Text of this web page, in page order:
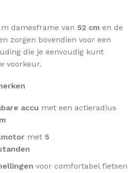
damesframe van 52 cm en de
zorgen bovendien voor een
die je eenvoudig kunt
voorkeur.
accu met een actieradius
met 5
voor comfortabel fietsen